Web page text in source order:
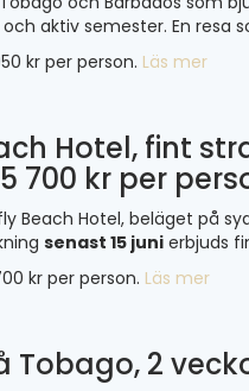
aktiv semester. En resa
kr per person. Läs mer
Hotel, fint
700 kr per
Beach Hotel, beläget på
senast 15 juni erbjuds
kr per person. Läs mer
Tobago, 2